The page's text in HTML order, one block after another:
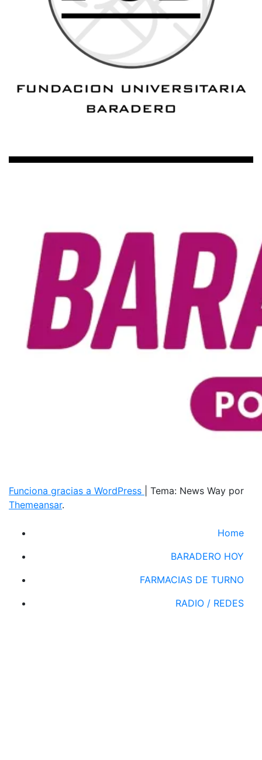
Funciona gracias a WordPress
Tema: News Way por
Themeansar.
Home
BARADERO HOY
FARMACIAS DE TURNO
RADIO / REDES